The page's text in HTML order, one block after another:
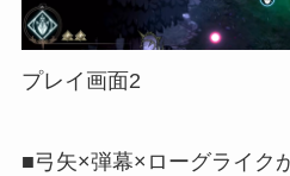
プレイ画面2
■弓矢×弾幕×ローグライク